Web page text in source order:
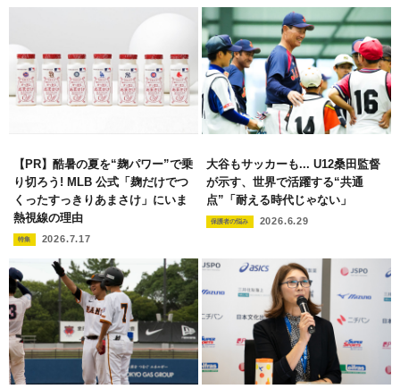
【PR】酷暑の夏を“麹パワー”で乗
り切ろう! MLB 公式「麹だけでつ
くったすっきりあまさけ」にいま
熱視線の理由
特集 2026.7.17
大谷もサッカーも... U12桑田監督
が示す、世界で活躍する“共通
点”「耐える時代じゃない」
保護者の悩み 2026.6.29